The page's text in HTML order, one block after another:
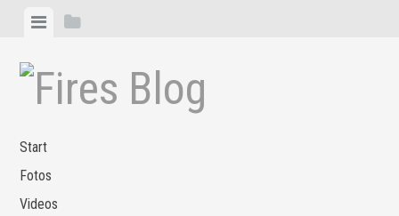
Zum
springen
MenüSeitenleiste
Start
Fotos
Videos